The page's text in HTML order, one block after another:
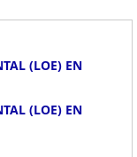
(LOE) EN
(LOE) EN